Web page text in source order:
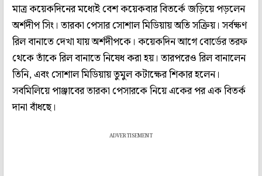
মাত্র কয়েকদিনের মধ্যেই বেশ কয়েকবার বিতর্কে জড়িয়ে পড়লেন
অর্শদীপ সিং। তারকা পেসার সোশাল মিডিয়ায় অতি সক্রিয়। সর্বক্ষণ
রিল বানাতে দেখা যায় অর্শদীপকে। কয়েকদিন আগে বোর্ডের তরফ
থেকে তাঁকে রিল বানাতে নিষেধ করা হয়। তারপরেও রিল বানালেন
তিনি, এবং সোশাল মিডিয়ায় তুমুল কটাক্ষের শিকার হলেন।
সবমিলিয়ে পাঞ্জাবের তারকা পেসারকে নিয়ে একের পর এক বিতর্ক
দানা বাঁধছে।
ADVERTISEMENT